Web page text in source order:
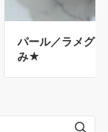
パール／ラメグ
み★